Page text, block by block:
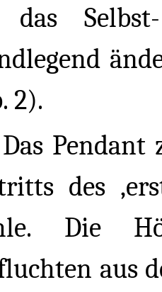
das
2).
Pendant
des
Die
aus